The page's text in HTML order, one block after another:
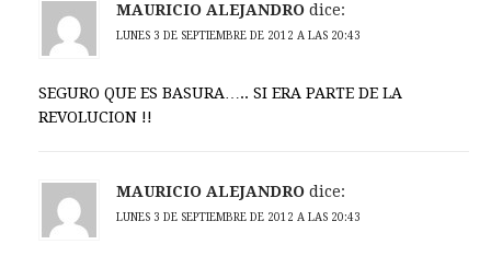
MAURICIO ALEJANDRO dice:
LUNES 3 DE SEPTIEMBRE DE 2012 A LAS 20:43
SEGURO QUE ES BASURA….. SI ERA PARTE DE LA
REVOLUCION !!
MAURICIO ALEJANDRO dice:
LUNES 3 DE SEPTIEMBRE DE 2012 A LAS 20:43